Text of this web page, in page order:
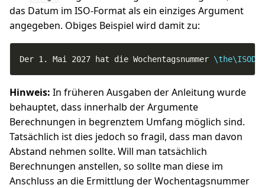
das Datum im ISO-Format als ein einziges Argument
angegeben. Obiges Beispiel wird damit zu:
Der 1. Mai 2027 hat die Wochentagsnummer
Hinweis: In früheren Ausgaben der Anleitung wurde
behauptet, dass innerhalb der Argumente
Berechnungen in begrenztem Umfang möglich sind.
Tatsächlich ist dies jedoch so fragil, dass man davon
Abstand nehmen sollte. Will man tatsächlich
Berechnungen anstellen, so sollte man diese im
Anschluss an die Ermittlung der Wochentagsnummer